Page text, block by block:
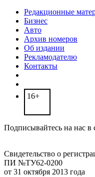
Редакционные
Бизнес
Авто
Архив номеров
Об издании
Рекламодателю
Контакты
16+
Подписывайтесь на нас в
Свидетельство о
ПИ №ТУ62-0200
от 31 октября 2013 года